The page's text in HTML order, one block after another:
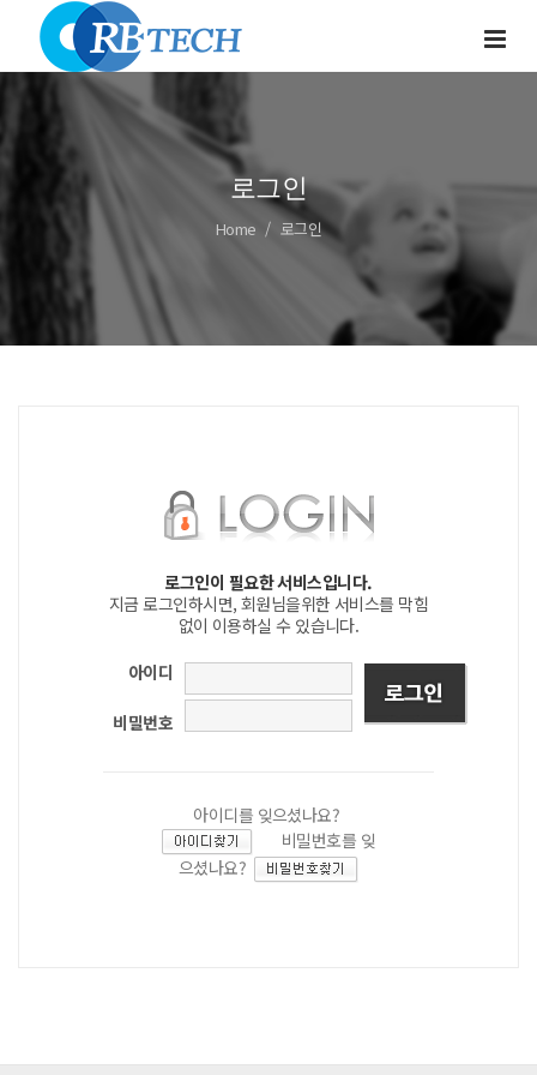
로그인
Home 로그인
로그인이 필요한 서비스입니다.
지금 로그인하시면, 회원님을위한 서비스를 막힘
없이 이용하실 수 있습니다.
아이디
비밀번호
아이디를 잊으셨나요?
비밀번호를 잊
으셨나요?